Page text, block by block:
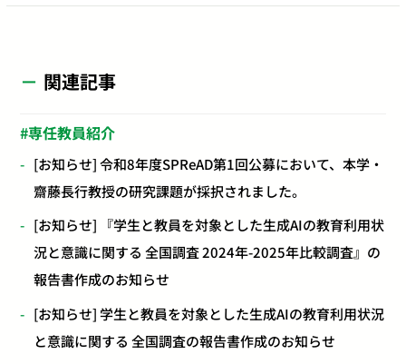
関連記事
専任教員紹介
[お知らせ] 令和8年度SPReAD第1回公募において、本学・
齋藤長行教授の研究課題が採択されました。
[お知らせ] 『学生と教員を対象とした生成AIの教育利用状
況と意識に関する 全国調査 2024年-2025年比較調査』の
報告書作成のお知らせ
[お知らせ] 学生と教員を対象とした生成AIの教育利用状況
と意識に関する 全国調査の報告書作成のお知らせ